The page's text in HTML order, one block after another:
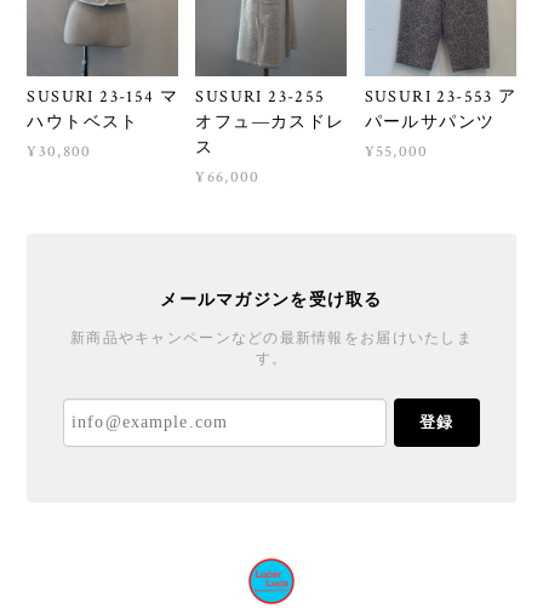
SUSURI 23-154 マ
ハウトベスト
¥30,800
SUSURI 23-255
オフュ―カスドレ
ス
¥66,000
SUSURI 23-553 ア
パールサパンツ
¥55,000
メールマガジンを受け取る
新商品やキャンペーンなどの最新情報をお届けいたしま
す。
登録